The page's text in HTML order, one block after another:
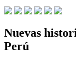
Nuevas
Perú